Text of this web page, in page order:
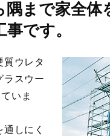
隅まで家全
です。
質ウレタ
ラスウー
いま
しにく